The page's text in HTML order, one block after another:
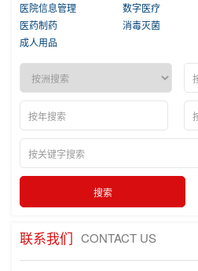
医院信息管理
数字医疗
医药制药
消毒灭菌
成人用品
联系我们 CONTACT US